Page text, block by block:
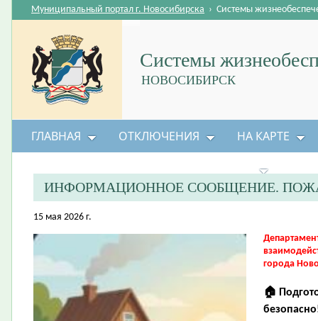
Системы
НОВОСИБИРСК
Муниципальный портал г. Новосибирска › Системы
ГЛАВНАЯ ОТКЛЮЧЕНИЯ НА КАРТЕ
ИНФОРМАЦИОННОЕ СООБЩЕНИЕ.
15 мая 2026 г.
города
🏠